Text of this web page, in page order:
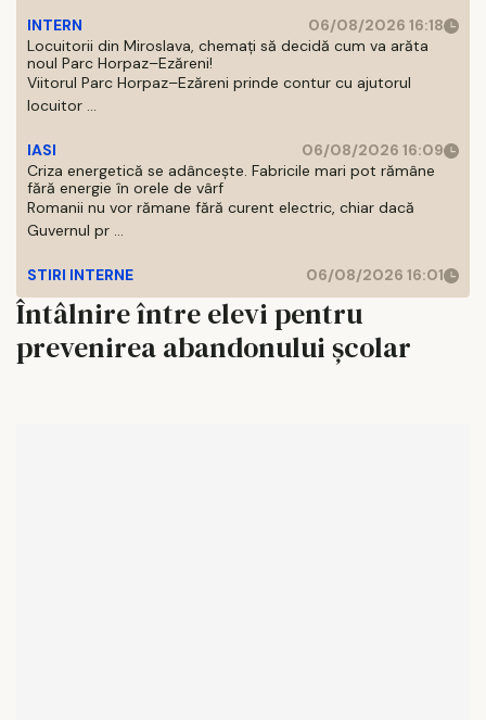
INTERN
06/08/2026 16:18
Locuitorii din Miroslava, chemați să decidă cum va arăta
noul Parc Horpaz–Ezăreni!
Viitorul Parc Horpaz–Ezăreni prinde contur cu ajutorul
locuitor ...
IASI
06/08/2026 16:09
Criza energetică se adâncește. Fabricile mari pot rămâne
fără energie în orele de vârf
Romanii nu vor rămane fără curent electric, chiar dacă
Guvernul pr ...
STIRI INTERNE 06/08/2026 16:01
Întâlnire între elevi pentru
prevenirea abandonului şcolar